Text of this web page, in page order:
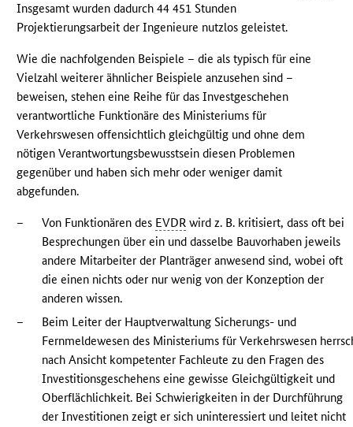
Insgesamt wurden dadurch 44 451 Stunden
Projektierungsarbeit der Ingenieure nutzlos geleistet.
Wie die nachfolgenden Beispiele – die als typisch für eine
Vielzahl weiterer ähnlicher Beispiele anzusehen sind –
beweisen, stehen eine Reihe für das Investgeschehen
verantwortliche Funktionäre des Ministeriums für
Verkehrswesen offensichtlich gleichgültig und ohne dem
nötigen Verantwortungsbewusstsein diesen Problemen
gegenüber und haben sich mehr oder weniger damit
abgefunden.
– Von Funktionären des EVDR wird z. B. kritisiert, dass oft bei
Besprechungen über ein und dasselbe Bauvorhaben jeweils
andere Mitarbeiter der Planträger anwesend sind, wobei oft
die einen nichts oder nur wenig von der Konzeption der
anderen wissen.
–
Beim Leiter der Hauptverwaltung Sicherungs- und
Fernmeldewesen des Ministeriums für Verkehrswesen
nach Ansicht kompetenter Fachleute zu den Fragen des
Investitionsgeschehens eine gewisse Gleichgültigkeit und
Oberflächlichkeit. Bei Schwierigkeiten in der Durchführung
der Investitionen zeigt er sich uninteressiert und leitet nicht